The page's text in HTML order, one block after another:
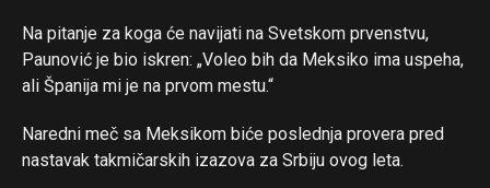
Na pitanje za koga će navijati na Svetskom prvenstvu,
Paunović je bio iskren: „Voleo bih da Meksiko ima uspeha,
ali Španija mi je na prvom mestu.“
Naredni meč sa Meksikom biće poslednja provera pred
nastavak takmičarskih izazova za Srbiju ovog leta.